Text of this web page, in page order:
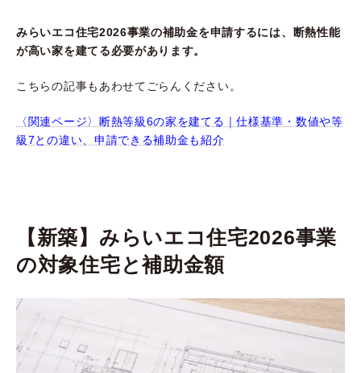
みらいエコ住宅2026事業の補助金を申請するには、断熱性能
が高い家を建てる必要があります。
こちらの記事もあわせてごらんください。
〈関連ページ〉断熱等級6の家を建てる｜仕様基準・数値や等
級7との違い、申請できる補助金も紹介
【新築】みらいエコ住宅2026事業
の対象住宅と補助金額